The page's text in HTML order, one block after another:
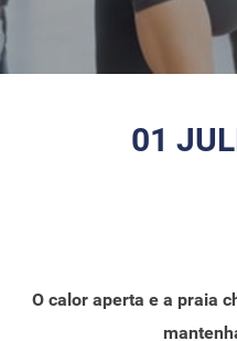
01
O calor aperta e a praia